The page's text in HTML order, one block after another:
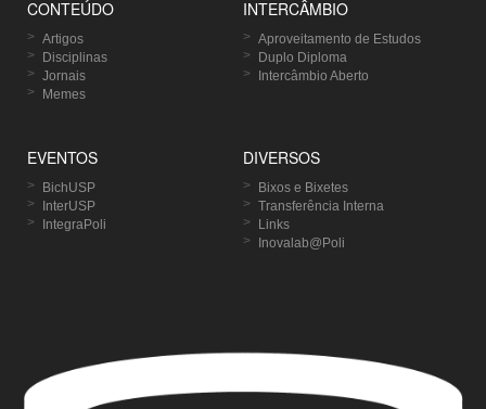
CONTEÚDO
Artigos
Disciplinas
Jornais
Memes
INTERCÂMBIO
Aproveitamento de Estudos
Duplo Diploma
Intercâmbio Aberto
EVENTOS
BichUSP
InterUSP
IntegraPoli
DIVERSOS
Bixos e Bixetes
Transferência Interna
Links
Inovalab@Poli